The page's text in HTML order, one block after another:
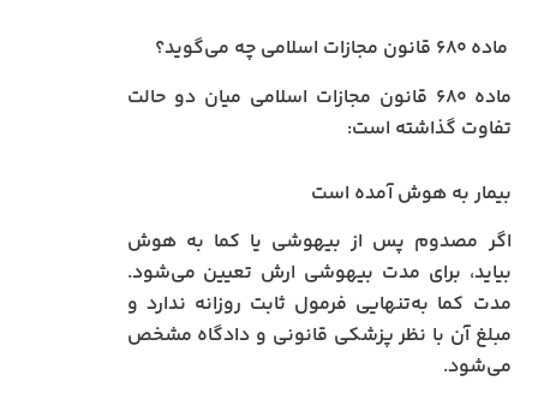
ماده ۶۸۰ قانون مجازات اسلامی چه می‌گوید؟
ماده ۶۸۰ قانون مجازات اسلامی میان دو حالت
تفاوت گذاشته است:
بیمار به هوش آمده است
اگر مصدوم پس از بیهوشی یا کما به هوش
بیاید، برای مدت بیهوشی ارش تعیین می‌شود.
مدت کما به‌تنهایی فرمول ثابت روزانه ندارد و
مبلغ آن با نظر پزشکی قانونی و دادگاه مشخص
می‌شود.